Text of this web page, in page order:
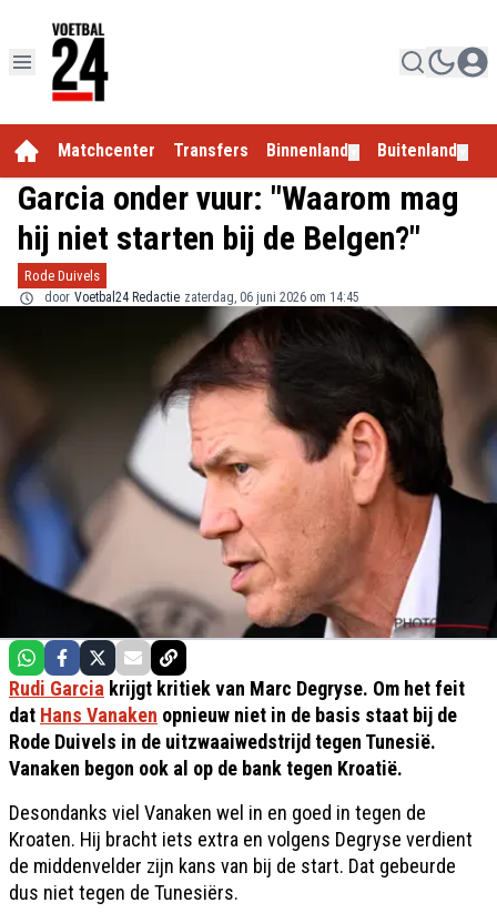
Matchcenter Transfers Binnenland Buitenland
Garcia onder vuur: "Waarom mag
hij niet starten bij de Belgen?"
Rode Duivels
door Voetbal24 Redactie zaterdag, 06 juni 2026 om 14:45
Rudi Garcia krijgt kritiek van Marc Degryse. Om het feit
dat Hans Vanaken opnieuw niet in de basis staat bij de
Rode Duivels in de uitzwaaiwedstrijd tegen Tunesië.
Vanaken begon ook al op de bank tegen Kroatië.
Desondanks viel Vanaken wel in en goed in tegen de
Kroaten. Hij bracht iets extra en volgens Degryse verdient
de middenvelder zijn kans van bij de start. Dat gebeurde
dus niet tegen de Tunesiërs.